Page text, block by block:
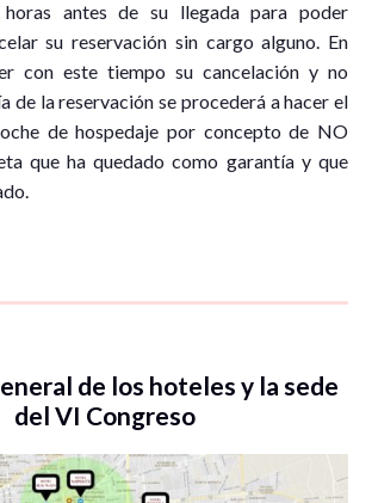
antes de su llegada para poder
su reservación sin cargo alguno. En
con este tiempo su cancelación y no
de la reservación se procederá a hacer el
de hospedaje por concepto de NO
que ha quedado como garantía y que
de los hoteles y la sede
del VI Congreso